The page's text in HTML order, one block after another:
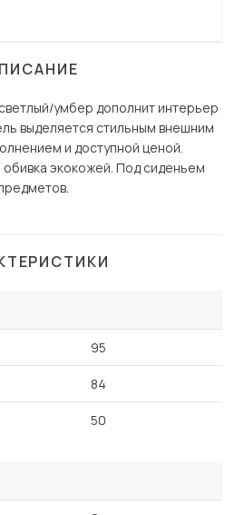
умбер дополнит интерьер
выделяется стильным внешним
и доступной ценой.
обивка экокожей. Под сиденьем
95
84
50